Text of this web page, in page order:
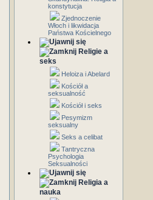
konstytucja
Zjednoczenie
Włoch i likwidacja
Państwa Kościelnego
Religie a
seks
Heloiza i Abelard
Kościół a
seksualność
Kościół i seks
Pesymizm
seksualny
Seks a celibat
Tantryczna
Psychologia
Seksualności
Religia a
nauka